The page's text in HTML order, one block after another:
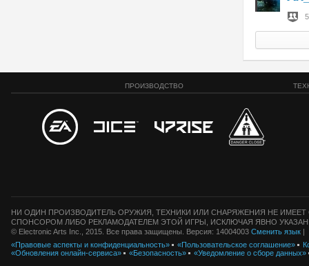
ПРОИЗВОДСТВО
НИ ОДИН ПРОИЗВОДИТЕЛЬ ОРУЖИЯ, ТЕХНИКИ ИЛИ СНАРЯЖЕНИЯ НЕ
СПОНСОРОМ ЛИБО РЕКЛАМОДАТЕЛЕМ ЭТОЙ ИГРЫ, ИСКЛЮЧАЯ ЯВНО
© Electronic Arts Inc., 2015. Все права защищены. Версия: 14004003 Сменить язык |
«Правовые аспекты и конфиденциальность»
«Пользовательское соглашение»
«Обновления онлайн-сервиса»
«Безопасность» «Уведомление о сборе данных»